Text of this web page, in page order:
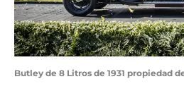
Butley de 8 Litros de 1931 propiedad